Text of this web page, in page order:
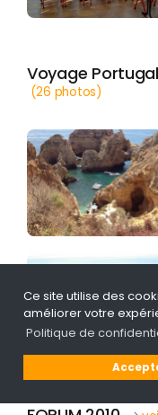
Ce site utilise des
améliorer votre
Politique de
Voyage
(26 photos)